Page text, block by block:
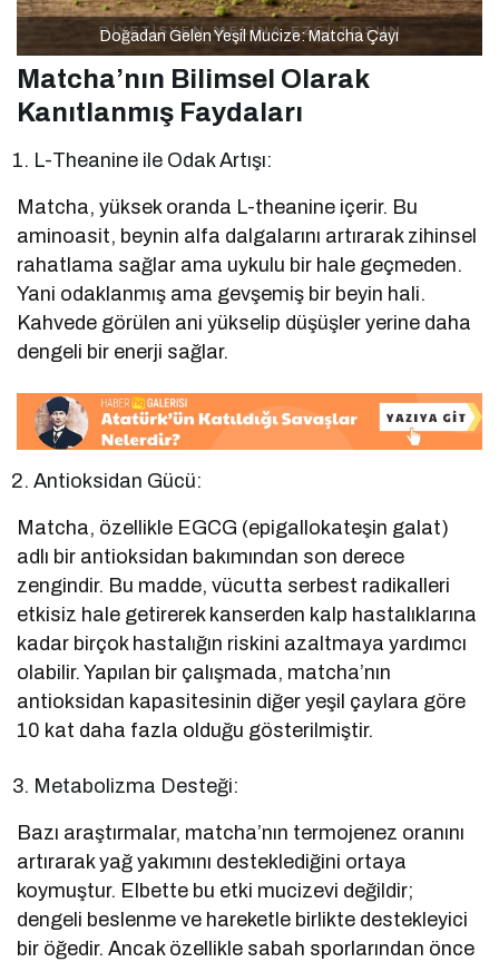
Doğadan Gelen Yeşil Mucize: Matcha Çayı
Matcha’nın Bilimsel Olarak
Kanıtlanmış Faydaları
L-Theanine ile Odak Artışı:
Matcha, yüksek oranda L-theanine içerir. Bu
aminoasit, beynin alfa dalgalarını artırarak zihinsel
rahatlama sağlar ama uykulu bir hale geçmeden.
Yani odaklanmış ama gevşemiş bir beyin hali.
Kahvede görülen ani yükselip düşüşler yerine daha
dengeli bir enerji sağlar.
Antioksidan Gücü:
Matcha, özellikle EGCG (epigallokateşin galat)
adlı bir antioksidan bakımından son derece
zengindir. Bu madde, vücutta serbest radikalleri
etkisiz hale getirerek kanserden kalp hastalıklarına
kadar birçok hastalığın riskini azaltmaya yardımcı
olabilir. Yapılan bir çalışmada, matcha’nın
antioksidan kapasitesinin diğer yeşil çaylara göre
10 kat daha fazla olduğu gösterilmiştir.
Metabolizma Desteği:
Bazı araştırmalar, matcha’nın termojenez oranını
artırarak yağ yakımını desteklediğini ortaya
koymuştur. Elbette bu etki mucizevi değildir;
dengeli beslenme ve hareketle birlikte destekleyici
bir öğedir. Ancak özellikle sabah sporlarından önce